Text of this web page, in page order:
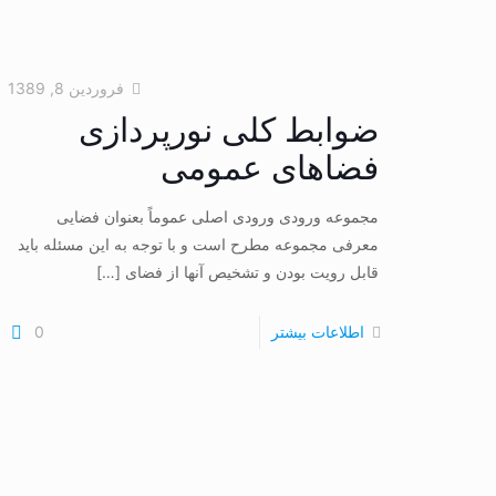
فروردین 8, 1389
ضوابط کلی نورپردازی
فضاهای عمومی
مجموعه ورودی ورودی اصلی عموماً بعنوان فضایی
معرفی مجموعه مطرح است و با توجه به این مسئله باید
قابل رویت بودن و تشخیص آنها از فضای […]
0 اطلاعات بیشتر